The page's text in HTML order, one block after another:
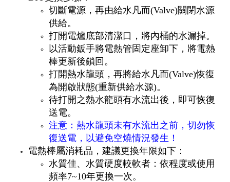
切斷電源，再由給水凡而(Valve)關閉水源
供給。
打開電爐底部清潔口，將內桶的水漏掉。
以活動鈑手將電熱管固定座卸下，將電熱
棒更新後鎖回。
打開熱水龍頭，再將給水凡而(Valve)恢復
為開啟狀態(重新供給水源)。
待打開之熱水龍頭有水流出後，即可恢復
送電。
注意：熱水龍頭未有水流出之前，切勿恢
復送電，以避免空燒情況發生！
電熱棒屬消耗品，建議更換年限如下：
水質佳、水質硬度較軟者：依程度或使用
頻率7~10年更換一次。